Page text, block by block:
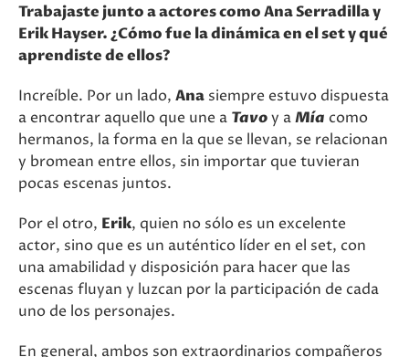
Trabajaste junto a actores como Ana Serradilla y
Erik Hayser. ¿Cómo fue la dinámica en el set y qué
aprendiste de ellos?
Increíble. Por un lado, Ana siempre estuvo dispuesta
a encontrar aquello que une a Tavoy aMía como
hermanos, la forma en la que se llevan, se relacionan
y bromean entre ellos, sin importar que tuvieran
pocas escenas juntos.
Por el otro, Erik, quien no sólo es un excelente
actor, sino que es un auténtico líder en el set, con
una amabilidad y disposición para hacer que las
escenas fluyan y luzcan por la participación de cada
uno de los personajes.
En general, ambos son extraordinarios compañeros